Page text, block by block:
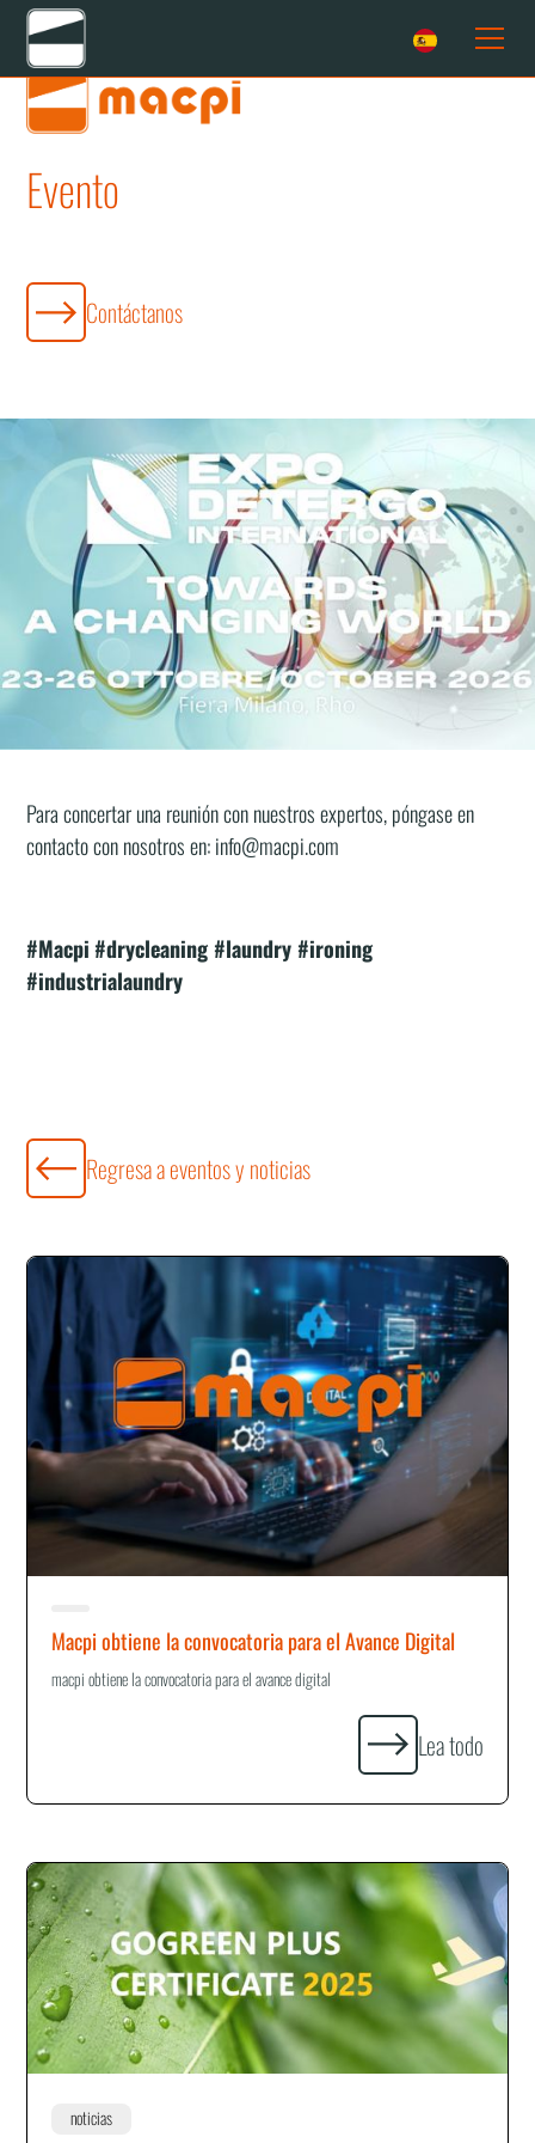
Evento
Contáctanos
¡Esperamos verte en Clean Show del 23 al 26 de agosto!
Venga a visitarnos en
Stand 1985
donde puede encontrar las
mejores soluciones para tintorería y lavandería industrial.
En nuestro stand encontrará las últimas soluciones en términos de
innovación y automatización, tecnologías Made in Italy de alta
calidad capaces de trabajar miles de prendas por día.
Para concertar una reunión con nuestros expertos, póngase en
contacto con nosotros en: info@macpi.com
#Macpi #drycleaning #laundry #ironing
#industrialaundry
Regresa a eventos y noticias
Macpi obtiene la convocatoria para el Avance Digital
macpi obtiene la convocatoria para el avance digital
Lea todo
noticias